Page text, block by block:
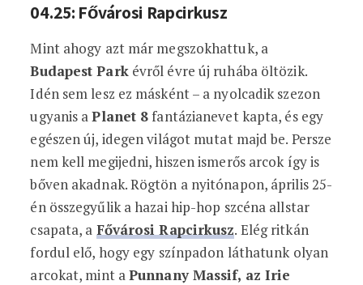
04.25: Fővárosi Rapcirkusz
Mint ahogy azt már megszokhattuk, a
Budapest Parkévről évre új ruhába öltözik.
Idén sem lesz ez másként – a nyolcadik szezon
ugyanis aPlanet 8fantázianevet kapta, és egy
egészen új, idegen világot mutat majd be. Persze
nem kell megijedni, hiszen ismerős arcok így is
bőven akadnak. Rögtön a nyitónapon, április 25-
én összegyűlik a hazai hip-hop szcéna allstar
csapata, a Fővárosi Rapcirkusz. Elég ritkán
fordul elő, hogy egy színpadon láthatunk olyan
arcokat, mint aPunnany Massif, az Irie